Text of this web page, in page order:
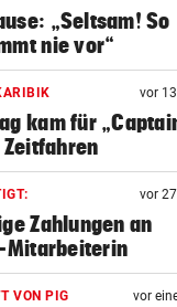
„Seltsam! So
nie vor“
vor
kam für
vor
Zahlungen an
Mitarbeiterin
VON PIG vor